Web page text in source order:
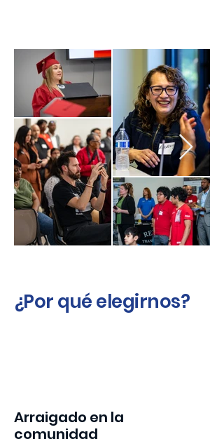
¿Por qué elegirnos?
Arraigado en la
comunidad